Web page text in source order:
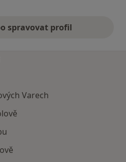
spravovat profil
Varech